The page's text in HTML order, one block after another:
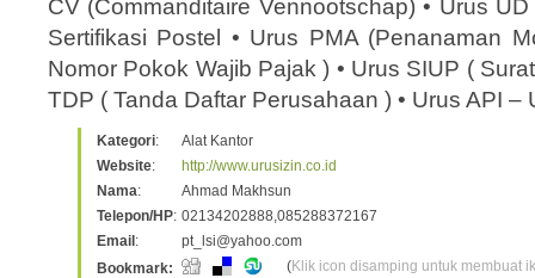
CV (Commanditaire Vennootschap) • Urus
Sertifikasi Postel • Urus PMA (Penanaman
Nomor Pokok Wajib Pajak ) • Urus SIUP (
TDP ( Tanda Daftar Perusahaan ) • Urus API
Kategori:
Alat Kantor
Website:
http://www.urusizin.co.id
Nama:
Ahmad Makhsun
Telepon/HP: 02134202888,085288372167
Email :
pt_lsi@yahoo.com
Bookmark:
(Klik icon disamping untuk membuat